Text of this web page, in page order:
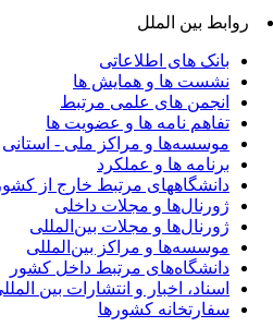
روابط بین الملل
بانک های اطلاعاتی
نشست ها و همایش ها
انجمن های علمی مرتبط
تفاهم نامه ها و عضویت ها
موسسه‌ها و مراکز ملی - استانی
برنامه ها و عملکرد
دانشگاههای مرتبط خارج از کشور
ژورنال‌ها و مجلات داخلی
ژورنال‌ها و مجلات بین‌المللی
موسسه‌ها و مراکز بین‌المللی
دانشگاه‌های مرتبط داخل کشور
اسناد، اخبار و انتشارات بین المللی
سفارتخانه کشورها